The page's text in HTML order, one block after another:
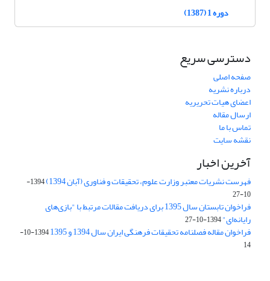
دوره 1 (1387)
دسترسی سریع
صفحه اصلی
درباره نشریه
اعضای هیات تحریریه
ارسال مقاله
تماس با ما
نقشه سایت
آخرین اخبار
فهرست نشریات معتبر وزارت علوم، تحقیقات و فناوری (آبان 1394)
1394-
10-27
فراخوان تابستان سال 1395 برای دریافت مقالات مرتبط با "بازی‌های
رایانه‌ای"1394-10-27
فراخوان مقاله فصلنامه تحقیقات فرهنگی ایران سال 1394 و 1395
1394-10-
14